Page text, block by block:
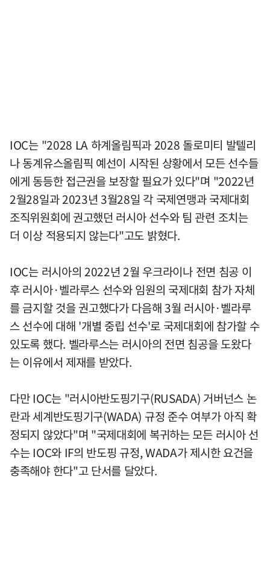
IOC는 "2028 LA 하계올림픽과 2028 돌로미티 발텔리
나 동계유스올림픽 예선이 시작된 상황에서 모든 선수들
에게 동등한 접근권을 보장할 필요가 있다"며 "2022년
2월28일과 2023년 3월28일 각 국제연맹과 국제대회
조직위원회에 권고했던 러시아 선수와 팀 관련 조치는
더 이상 적용되지 않는다"고도 밝혔다.
IOC는 러시아의 2022년 2월 우크라이나 전면 침공 이
후 러시아·벨라루스 선수와 임원의 국제대회 참가 자체
를 금지할 것을 권고했다가 다음해 3월 러시아·벨라루
스 선수에 대해 '개별 중립 선수'로 국제대회에 참가할 수
있도록 했다. 벨라루스는 러시아의 전면 침공을 도왔다
는 이유에서 제재를 받았다.
다만 IOC는 "러시아반도핑기구(RUSADA) 거버넌스 논
란과 세계반도핑기구(WADA) 규정 준수 여부가 아직 확
정되지 않았다"며 "국제대회에 복귀하는 모든 러시아 선
수는 IOC와 IF의 반도핑 규정, WADA가 제시한 요건을
충족해야 한다"고 단서를 달았다.